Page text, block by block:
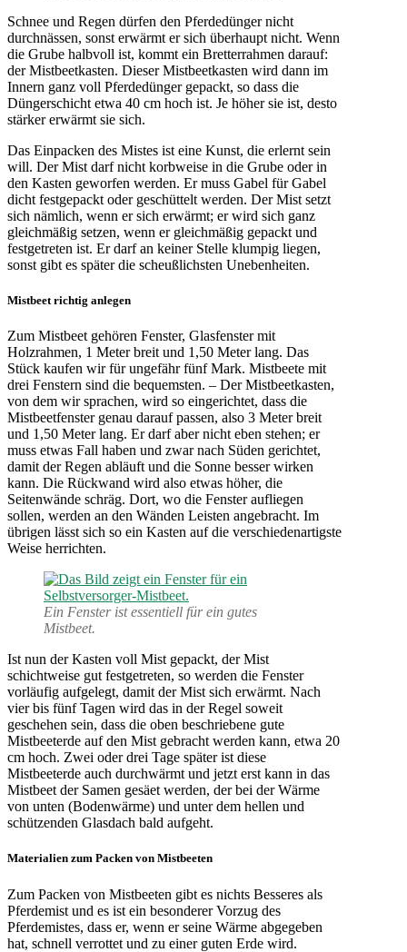
Schnee und Regen dürfen den Pferdedünger nicht
durchnässen, sonst erwärmt er sich überhaupt nicht. Wenn
die Grube halbvoll ist, kommt ein Bretterrahmen darauf:
der Mistbeetkasten. Dieser Mistbeetkasten wird dann im
Innern ganz voll Pferdedünger gepackt, so dass die
Düngerschicht etwa 40 cm hoch ist. Je höher sie ist, desto
stärker erwärmt sie sich.
Das Einpacken des Mistes ist eine Kunst, die erlernt sein
will. Der Mist darf nicht korbweise in die Grube oder in
den Kasten geworfen werden. Er muss Gabel für Gabel
dicht festgepackt oder geschüttelt werden. Der Mist setzt
sich nämlich, wenn er sich erwärmt; er wird sich ganz
gleichmäßig setzen, wenn er gleichmäßig gepackt und
festgetreten ist. Er darf an keiner Stelle klumpig liegen,
sonst gibt es später die scheußlichsten Unebenheiten.
Mistbeet richtig anlegen
Zum Mistbeet gehören Fenster, Glasfenster mit
Holzrahmen, 1 Meter breit und 1,50 Meter lang. Das
Stück kaufen wir für ungefähr fünf Mark. Mistbeete mit
drei Fenstern sind die bequemsten. – Der Mistbeetkasten,
von dem wir sprachen, wird so eingerichtet, dass die
Mistbeetfenster genau darauf passen, also 3 Meter breit
und 1,50 Meter lang. Er darf aber nicht eben stehen; er
muss etwas Fall haben und zwar nach Süden gerichtet,
damit der Regen abläuft und die Sonne besser wirken
kann. Die Rückwand wird also etwas höher, die
Seitenwände schräg. Dort, wo die Fenster aufliegen
sollen, werden an den Wänden Leisten angebracht. Im
übrigen lässt sich so ein Kasten auf die verschiedenartigste
Weise herrichten.
Ein Fenster ist essentiell für ein gutes
Mistbeet.
Ist nun der Kasten voll Mist gepackt, der Mist
schichtweise gut festgetreten, so werden die Fenster
vorläufig aufgelegt, damit der Mist sich erwärmt. Nach
vier bis fünf Tagen wird das in der Regel soweit
geschehen sein, dass die oben beschriebene gute
Mistbeeterde auf den Mist gebracht werden kann, etwa 20
cm hoch. Zwei oder drei Tage später ist diese
Mistbeeterde auch durchwärmt und jetzt erst kann in das
Mistbeet der Samen gesäet werden, der bei der Wärme
von unten (Bodenwärme) und unter dem hellen und
schützenden Glasdach bald aufgeht.
Materialien zum Packen von Mistbeeten
Zum Packen von Mistbeeten gibt es nichts Besseres als
Pferdemist und es ist ein besonderer Vorzug des
Pferdemistes, dass er, wenn er seine Wärme abgegeben
hat, schnell verrottet und zu einer guten Erde wird.